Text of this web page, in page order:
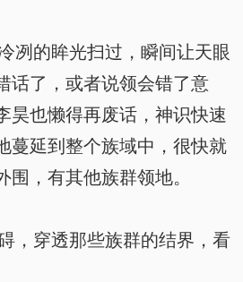
冽的眸光扫过，瞬间让天眼
话了，或者说领会错了意
昊也懒得再废话，神识快速
蔓延到整个族域中，很快就
围，有其他族群领地。
，穿透那些族群的结界，看